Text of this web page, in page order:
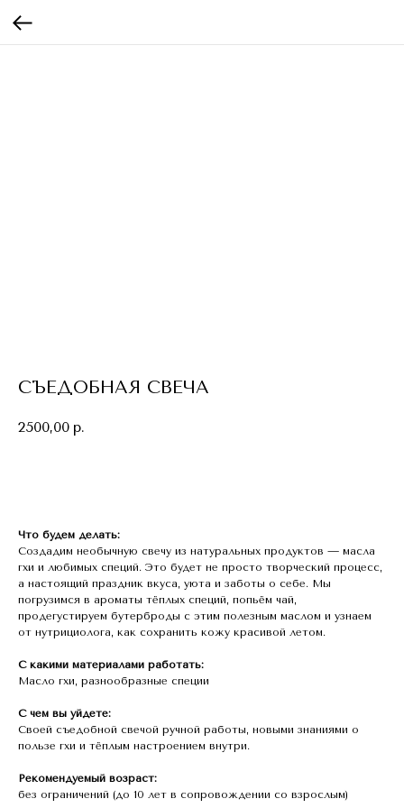
СЪЕДОБНАЯ СВЕЧА
2500,00 р.
Что будем делать:
Создадим необычную свечу из натуральных продуктов — масла
гхи и любимых специй. Это будет не просто творческий процесс,
а настоящий праздник вкуса, уюта и заботы о себе. Мы
погрузимся в ароматы тёплых специй, попьём чай,
продегустируем бутерброды с этим полезным маслом и узнаем
от нутрициолога, как сохранить кожу красивой летом.
С какими материалами работать:
Масло гхи, разнообразные специи
С чем вы уйдете:
Своей съедобной свечой ручной работы, новыми знаниями о
пользе гхи и тёплым настроением внутри.
Рекомендуемый возраст:
без ограничений (до 10 лет в сопровождении со взрослым)